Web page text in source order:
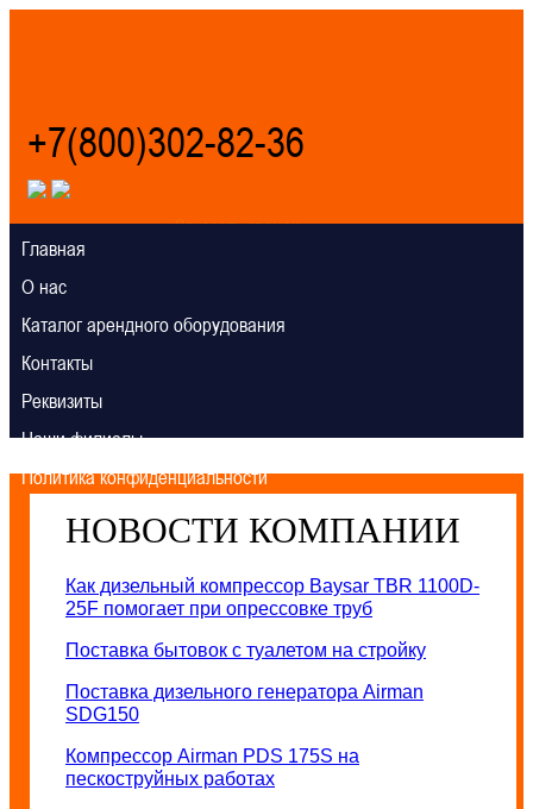
+7(800)302-82-36
Заказать звонок
Главная
О нас
Каталог арендного оборудования
Контакты
Реквизиты
Наши филиалы
Политика конфиденциальности
НОВОСТИ КОМПАНИИ
Как дизельный компрессор Baysar TBR 1100D-
25F помогает при опрессовке труб
Поставка бытовок с туалетом на стройку
Поставка дизельного генератора Airman
SDG150
Компрессор Airman PDS 175S на
пескоструйных работах